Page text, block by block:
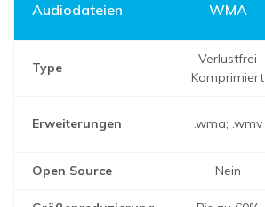
Audiodateien WMA
Type
Verlustfrei
Komprimiert
Erweiterungen .wma; .wmv
Open Source Nein